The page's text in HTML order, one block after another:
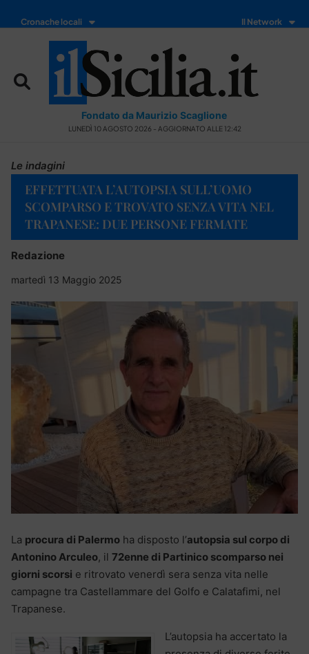
Cronache locali Il Network
Fondato da Maurizio Scaglione
LUNEDÌ 10 AGOSTO 2026 - AGGIORNATO ALLE 12:42
Le indagini
EFFETTUATA L’AUTOPSIA SULL’UOMO
SCOMPARSO E TROVATO SENZA VITA NEL
TRAPANESE: DUE PERSONE FERMATE
Redazione
martedì 13 Maggio 2025
La procura di Palermo ha disposto l’autopsia sul corpo di
Antonino Arculeo, il 72enne di Partinico scomparso nei
giorni scorsi e ritrovato venerdì sera senza vita nelle
campagne tra Castellammare del Golfo e Calatafimi, nel
Trapanese.
L’autopsia ha accertato la